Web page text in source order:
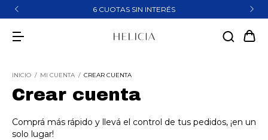
6 CUOTAS SIN INTERÉS
INICIO / MI CUENTA / CREAR CUENTA
Crear cuenta
Comprá más rápido y llevá el control de tus pedidos, ¡en un
solo lugar!